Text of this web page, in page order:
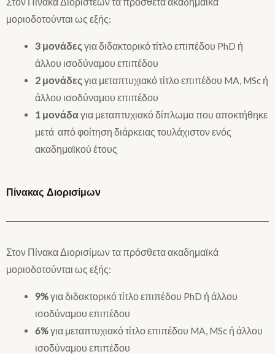
μοριοδοτούνται ως εξής:
3 μονάδες για διδακτορικό τίτλο επιπέδου PhD ή
άλλου ισοδύναμου επιπέδου
2 μονάδες για μεταπτυχιακό τίτλο επιπέδου MA, MSc ή
άλλου ισοδύναμου επιπέδου
1 μονάδαγια μεταπτυχιακό δίπλωμα που αποκτήθηκε
μετά από φοίτηση διάρκειας τουλάχιστον ενός
ακαδημαϊκού έτους
Πίνακας Διορισίμων
Στον Πίνακα Διορισίμων τα πρόσθετα ακαδημαϊκά
μοριοδοτούνται ως εξής:
9%για διδακτορικό τίτλο επιπέδου PhD ή άλλου
ισοδύναμου επιπέδου
6%για μεταπτυχιακό τίτλο επιπέδου MA, MSc ή άλλου
ισοδύναμου επιπέδου